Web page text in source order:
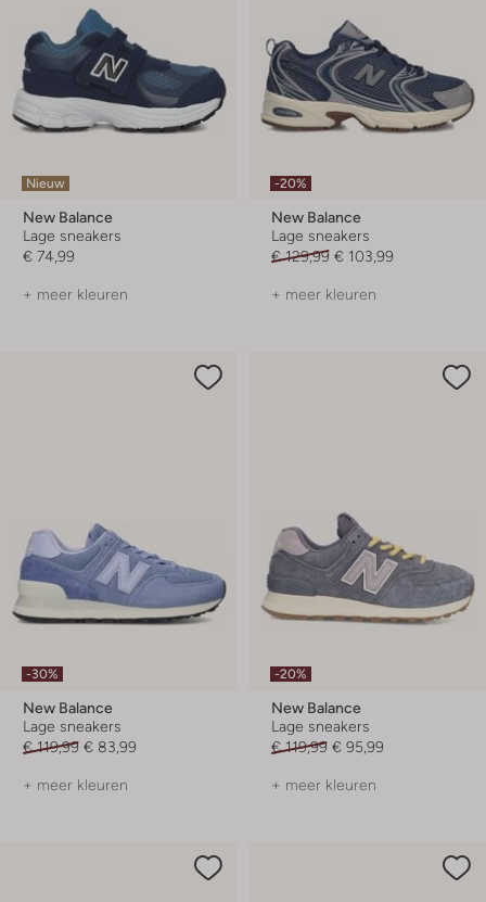
Nieuw
New Balance
Lage sneakers
€ 74,99
+ meer kleuren
-20%
New Balance
Lage sneakers
€ 129,99 € 103,99
+ meer kleuren
-30%
New Balance
Lage sneakers
€ 119,99 € 83,99
+ meer kleuren
-20%
New Balance
Lage sneakers
€ 119,99 € 95,99
+ meer kleuren